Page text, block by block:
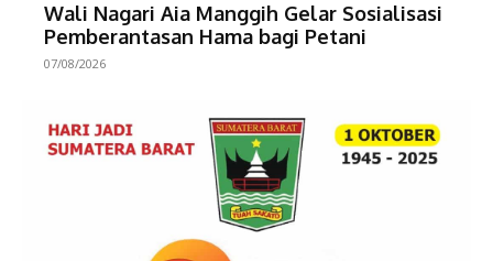
Wali Nagari Aia Manggih Gelar Sosialisasi
Pemberantasan Hama bagi Petani
07/08/2026